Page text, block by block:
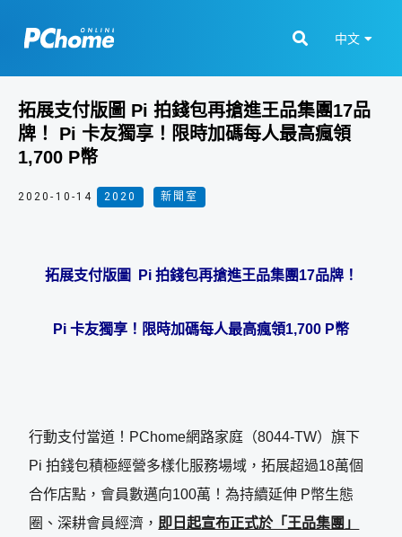
中文
拓展支付版圖 Pi 拍錢包再搶進王品集團17品
牌！ Pi 卡友獨享！限時加碼每人最高瘋領
1,700 P幣
2020-10-14 2020 新聞室
拓展支付版圖 Pi 拍錢包再搶進王品集團17品牌！
Pi 卡友獨享！限時加碼每人最高瘋領1,700 P幣
行動支付當道！PChome網路家庭（8044-TW）旗下
Pi 拍錢包積極經營多樣化服務場域，拓展超過18萬個
合作店點，會員數邁向100萬！為持續延伸 P幣生態
圈、深耕會員經濟， 即日起宣布正式於「王品集團」